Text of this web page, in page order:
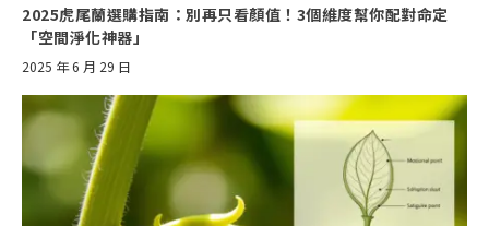
2025虎尾蘭選購指南：別再只看顏值！3個維度幫你配對命定
「空間淨化神器」
2025 年 6 月 29 日